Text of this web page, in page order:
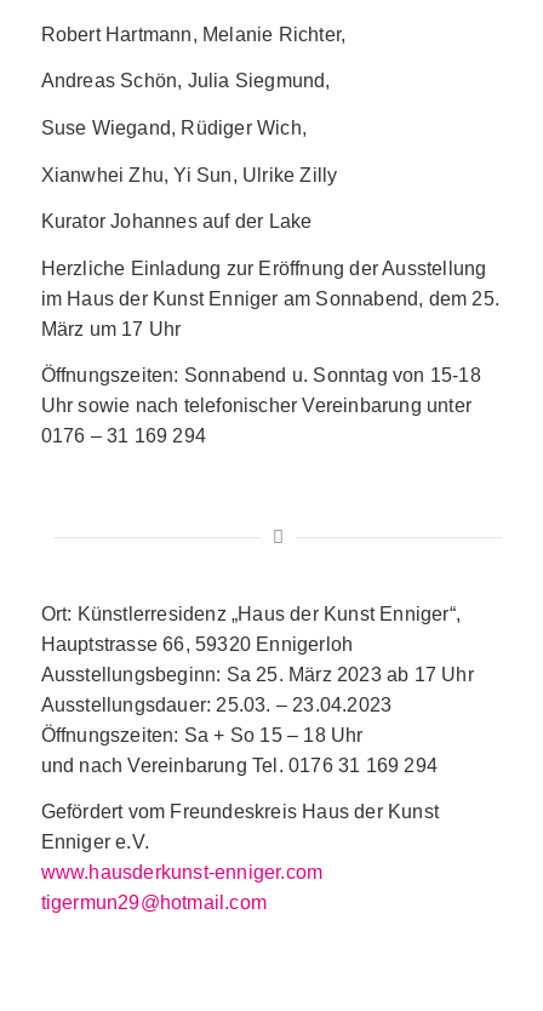
Robert Hartmann, Melanie Richter,
Andreas Schön, Julia Siegmund,
Suse Wiegand, Rüdiger Wich,
Xianwhei Zhu, Yi Sun, Ulrike Zilly
Kurator Johannes auf der Lake
Herzliche Einladung zur Eröffnung der Ausstellung
im Haus der Kunst Enniger am Sonnabend, dem 25.
März um 17 Uhr
Öffnungszeiten: Sonnabend u. Sonntag von 15-18
Uhr sowie nach telefonischer Vereinbarung unter
0176 – 31 169 294
Ort: Künstlerresidenz „Haus der Kunst Enniger“,
Hauptstrasse 66, 59320 Ennigerloh
Ausstellungsbeginn: Sa 25. März 2023 ab 17 Uhr
Ausstellungsdauer: 25.03. – 23.04.2023
Öffnungszeiten: Sa + So 15 – 18 Uhr
und nach Vereinbarung Tel. 0176 31 169 294
Gefördert vom Freundeskreis Haus der Kunst
Enniger e.V.
www.hausderkunst-enniger.com
tigermun29@hotmail.com